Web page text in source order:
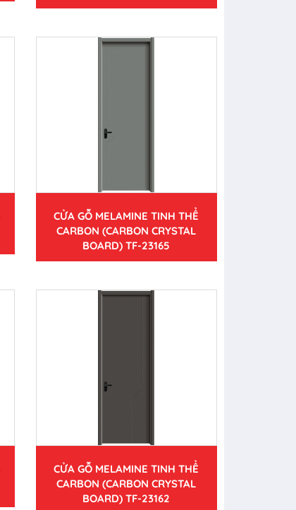
CỬA GỖ MELAMINE TINH THỂ
CARBON (CARBON CRYSTAL
BOARD) TF-23165
CỬA GỖ MELAMINE TINH THỂ
CARBON (CARBON CRYSTAL
BOARD) TF-23162